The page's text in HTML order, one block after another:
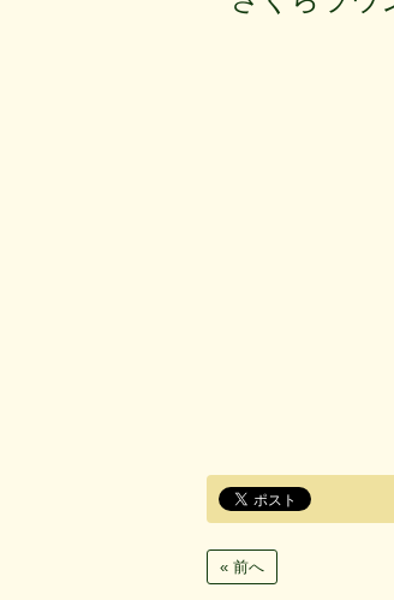
« 前へ